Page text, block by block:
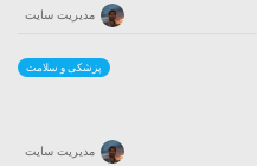
مدیریت سایت
پزشکی و سلامت
مدیریت سایت